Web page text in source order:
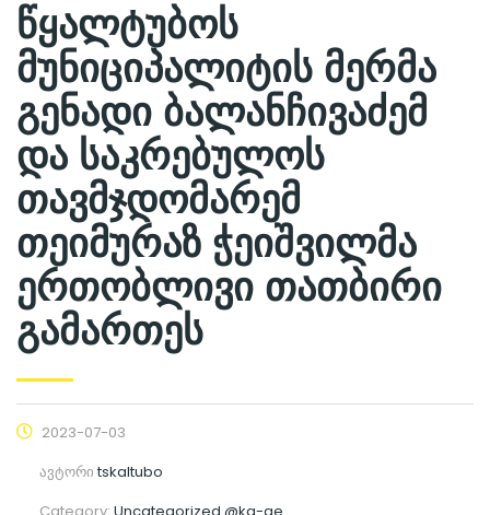
წყალტუბოს
მუნიციპალიტის მერმა
გენადი ბალანჩივაძემ
და საკრებულოს
თავმჯდომარემ
თეიმურაზ ჭეიშვილმა
ერთობლივი თათბირი
გამართეს
2023-07-03
ავტორიtskaltubo